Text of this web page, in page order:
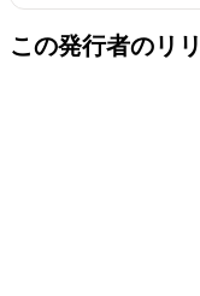
この発行者のリ